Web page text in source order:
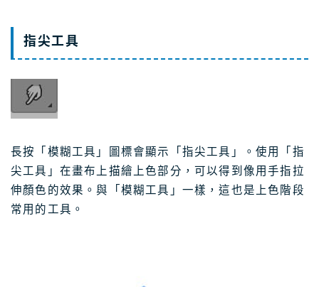
指尖工具
長按「模糊工具」圖標會顯示「指尖工具」。使用「指
尖工具」在畫布上描繪上色部分，可以得到像用手指拉
伸顏色的效果。與「模糊工具」一樣，這也是上色階段
常用的工具。